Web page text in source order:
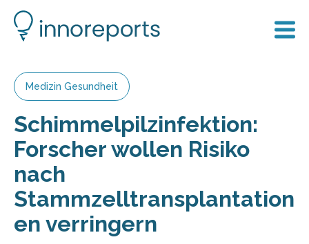
Medizin Gesundheit
Schimmelpilzinfektion:
Forscher wollen Risiko
nach
Stammzelltransplantation
en verringern